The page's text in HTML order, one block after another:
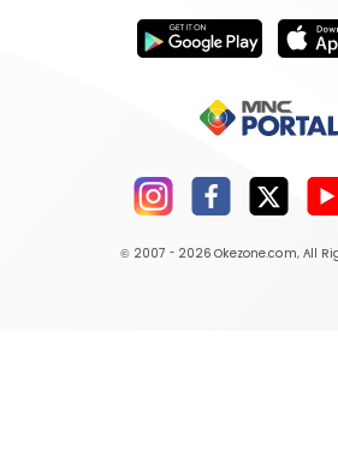
© 2007 - 2026 Okezone.com, All